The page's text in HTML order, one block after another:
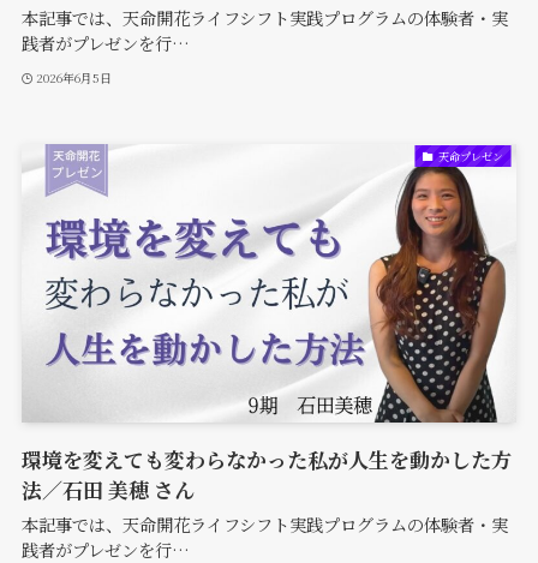
本記事では、天命開花ライフシフト実践プログラムの体験者・実
践者がプレゼンを行…
2026年6月5日
天命プレゼン
環境を変えても変わらなかった私が人生を動かした方
法／石田 美穂 さん
本記事では、天命開花ライフシフト実践プログラムの体験者・実
践者がプレゼンを行…